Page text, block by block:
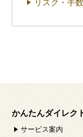
リスク・手
かんたんダイレク
サービス案内